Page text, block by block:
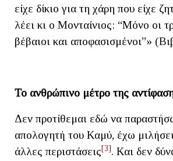
είχε δίκιο για τη χάρη που είχε
λέει κι ο Μονταίνιος: “Μόνο οι
βέβαιοι και αποφασισμένοι”»
Το ανθρώπινο μέτρο της
Δεν προτίθεμαι εδώ να
απολογητή του Καμύ, έχω μιλήσει
άλλες περιστάσεις[3]. Και δεν